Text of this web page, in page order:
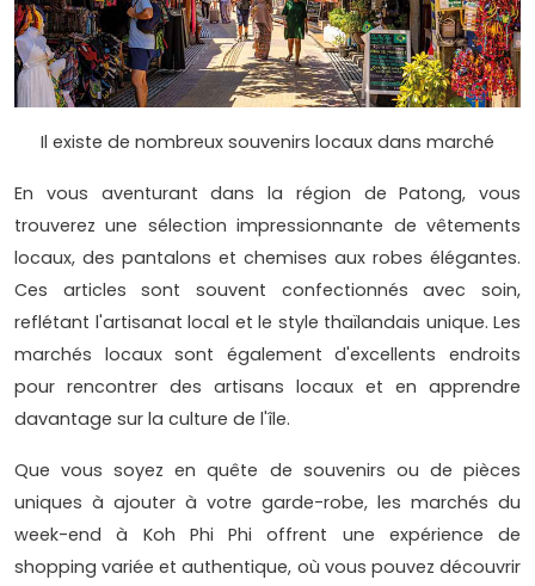
Il existe de nombreux souvenirs locaux dans marché
En vous aventurant dans la région de Patong, vous
trouverez une sélection impressionnante de vêtements
locaux, des pantalons et chemises aux robes élégantes.
Ces articles sont souvent confectionnés avec soin,
reflétant l'artisanat local et le style thaïlandais unique. Les
marchés locaux sont également d'excellents endroits
pour rencontrer des artisans locaux et en apprendre
davantage sur la culture de l'île.
Que vous soyez en quête de souvenirs ou de pièces
uniques à ajouter à votre garde-robe, les marchés du
week-end à Koh Phi Phi offrent une expérience de
shopping variée et authentique, où vous pouvez découvrir